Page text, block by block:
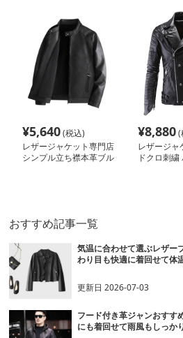
¥5,640(税込)
レザージャケット専門店
シンプル立ち襟本革ブル
¥8,880(
レザージャ
ドクロ刺
おすすめ記事一覧
気温に合わせて選ぶレザー
わり目も快適に着回せて体
更新日2026-07-03
フード付き革ジャンおすす
にも着回せて雨風もしっか